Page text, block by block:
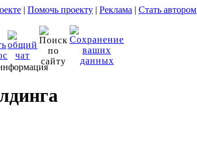
| Помочь проекту | Реклама | Стать автором